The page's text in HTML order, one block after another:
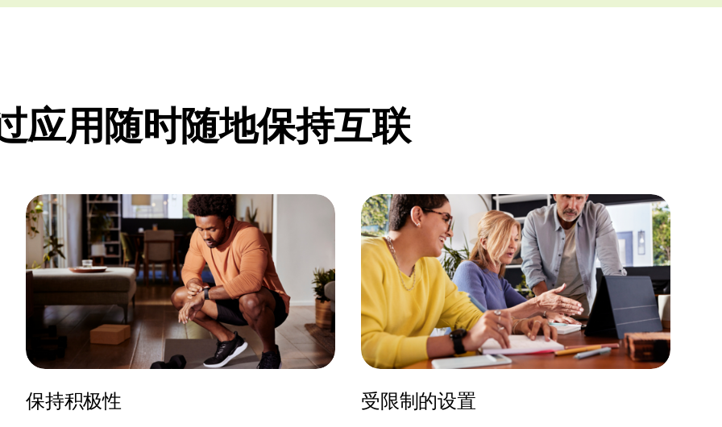
应用随时随地保持互联
保持积极性 受限制的设置